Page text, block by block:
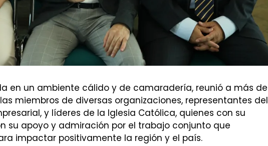
en un ambiente cálido y de camaradería, reunió a más de
miembros de diversas organizaciones, representantes del
y líderes de la Iglesia Católica, quienes con su
su apoyo y admiración por el trabajo conjunto que
impactar positivamente la región y el país.